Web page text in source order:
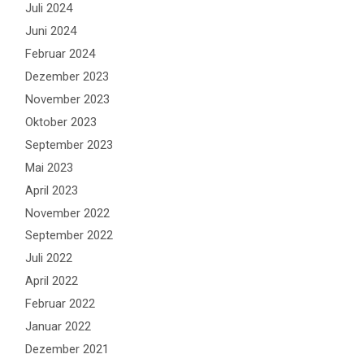
Juli 2024
Juni 2024
Februar 2024
Dezember 2023
November 2023
Oktober 2023
September 2023
Mai 2023
April 2023
November 2022
September 2022
Juli 2022
April 2022
Februar 2022
Januar 2022
Dezember 2021